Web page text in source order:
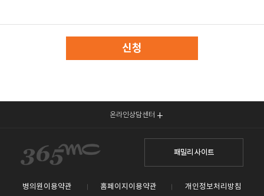
신청
온라인상담센터
패밀리 사이트
병의원이용약관 홈페이지이용약관 개인정보처리방침